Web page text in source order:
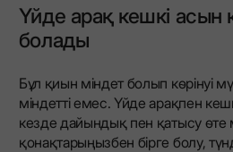
Үйде арақ кешкі асын
болады
Бұл қиын міндет болып көрінуі
міндетті емес. Үйде арақпен
кезде дайындық пен қатысу
қонақтарыңызбен бірге болу,